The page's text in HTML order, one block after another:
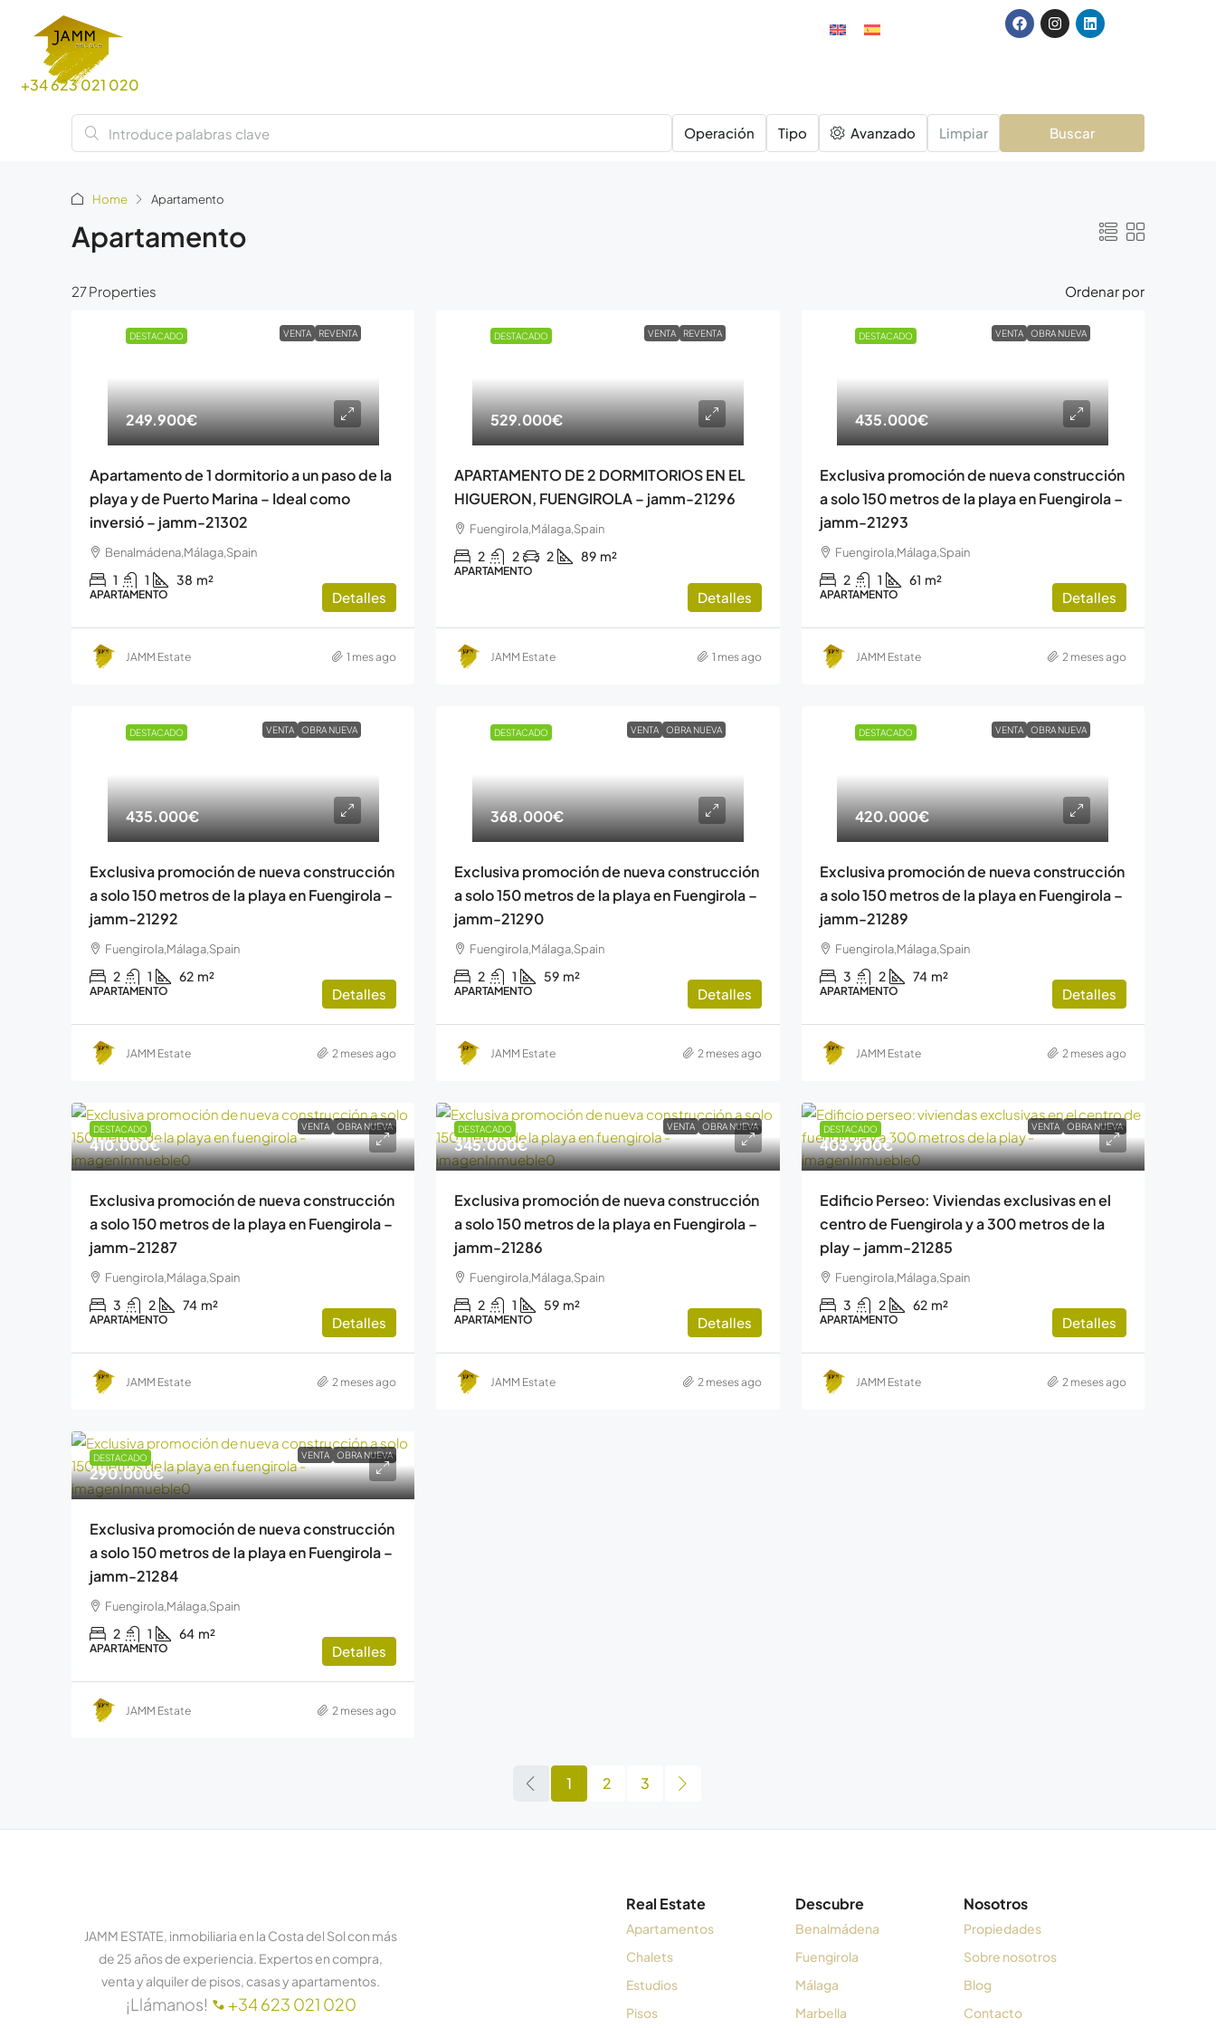
+34 623 021 020
Operación Tipo Avanzado Limpiar Buscar
Home Apartamento
Apartamento
27 Properties Ordenar por
DESTACADO VENTA REVENTA
249.900€
Apartamento de 1 dormitorio a un paso de la
playa y de Puerto Marina – Ideal como
inversió – jamm-21302
Benalmádena,Málaga,Spain
1 1 38 m²
APARTAMENTO Detalles
JAMM Estate 1 mes ago
DESTACADO VENTA REVENTA
529.000€
APARTAMENTO DE 2 DORMITORIOS EN EL
HIGUERON, FUENGIROLA – jamm-21296
Fuengirola,Málaga,Spain
2 2 2 89 m²
APARTAMENTO
Detalles
JAMM Estate 1 mes ago
DESTACADO VENTA OBRA NUEVA
435.000€
Exclusiva promoción de nueva construcción
a solo 150 metros de la playa en Fuengirola –
jamm-21293
Fuengirola,Málaga,Spain
2 1 61 m²
APARTAMENTO Detalles
JAMM Estate 2 meses ago
DESTACADO VENTA OBRA NUEVA
435.000€
Exclusiva promoción de nueva construcción
a solo 150 metros de la playa en Fuengirola –
jamm-21292
Fuengirola,Málaga,Spain
2 1 62 m²
APARTAMENTO Detalles
JAMM Estate 2 meses ago
DESTACADO VENTA OBRA NUEVA
368.000€
Exclusiva promoción de nueva construcción
a solo 150 metros de la playa en Fuengirola –
jamm-21290
Fuengirola,Málaga,Spain
2 1 59 m²
APARTAMENTO Detalles
JAMM Estate 2 meses ago
DESTACADO VENTA OBRA NUEVA
420.000€
Exclusiva promoción de nueva construcción
a solo 150 metros de la playa en Fuengirola –
jamm-21289
Fuengirola,Málaga,Spain
3 2 74 m²
APARTAMENTO Detalles
JAMM Estate 2 meses ago
DESTACADO VENTA OBRA NUEVA
410.000€
Exclusiva promoción de nueva construcción
a solo 150 metros de la playa en Fuengirola –
jamm-21287
Fuengirola,Málaga,Spain
3 2 74 m²
APARTAMENTO Detalles
JAMM Estate 2 meses ago
DESTACADO VENTA OBRA NUEVA
345.000€
Exclusiva promoción de nueva construcción
a solo 150 metros de la playa en Fuengirola –
jamm-21286
Fuengirola,Málaga,Spain
2 1 59 m²
APARTAMENTO Detalles
JAMM Estate 2 meses ago
DESTACADO VENTA OBRA NUEVA
403.900€
Edificio Perseo: Viviendas exclusivas en el
centro de Fuengirola y a 300 metros de la
play – jamm-21285
Fuengirola,Málaga,Spain
3 2 62 m²
APARTAMENTO Detalles
JAMM Estate 2 meses ago
DESTACADO VENTA OBRA NUEVA
290.000€
Exclusiva promoción de nueva construcción
a solo 150 metros de la playa en Fuengirola –
jamm-21284
Fuengirola,Málaga,Spain
2 1 64 m²
APARTAMENTO Detalles
JAMM Estate 2 meses ago
1 2 3
JAMM ESTATE, inmobiliaria en la Costa del Sol con más
de 25 años de experiencia. Expertos en compra,
venta y alquiler de pisos, casas y apartamentos.
¡Llámanos! +34 623 021 020
Real Estate
Apartamentos
Chalets
Estudios
Pisos
Descubre
Benalmádena
Fuengirola
Málaga
Marbella
Nosotros
Propiedades
Sobre nosotros
Blog
Contacto